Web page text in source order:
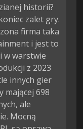
historii?
zalet gry.
firma taka
i jest to
w warstwie
z 2023
innych gier
mającej 698
ale
Mocną